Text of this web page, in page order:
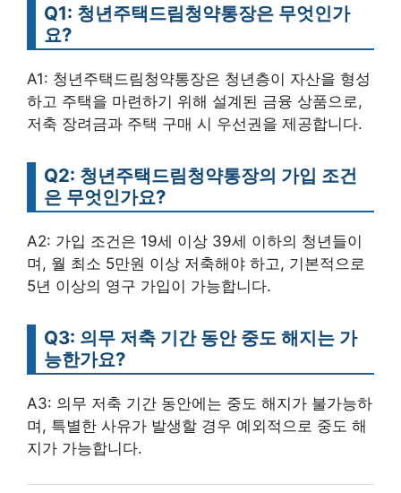
Q1: 청년주택드림청약통장은 무엇인가
요?
A1: 청년주택드림청약통장은 청년층이 자산을 형성
하고 주택을 마련하기 위해 설계된 금융 상품으로,
저축 장려금과 주택 구매 시 우선권을 제공합니다.
Q2: 청년주택드림청약통장의 가입 조건
은 무엇인가요?
A2: 가입 조건은 19세 이상 39세 이하의 청년들이
며, 월 최소 5만원 이상 저축해야 하고, 기본적으로
5년 이상의 영구 가입이 가능합니다.
Q3: 의무 저축 기간 동안 중도 해지는 가
능한가요?
A3: 의무 저축 기간 동안에는 중도 해지가 불가능하
며, 특별한 사유가 발생할 경우 예외적으로 중도 해
지가 가능합니다.